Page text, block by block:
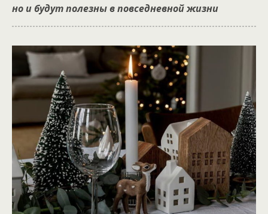
но и будут полезны в повседневной жизни